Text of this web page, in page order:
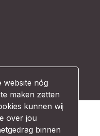
website nóg
maken zetten
kunnen wij
over jou
binnen